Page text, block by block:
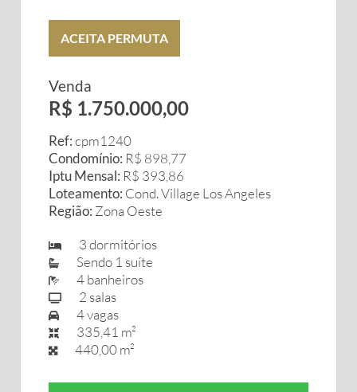
ACEITA PERMUTA
Venda
R$ 1.750.000,00
Ref:cpm1240
Condomínio: R$ 898,77
Iptu Mensal: R$ 393,86
Loteamento: Cond. Village Los Angeles
Região: Zona Oeste
3 dormitórios
Sendo 1 suíte
4 banheiros
2 salas
4 vagas
335,41 m²
440,00 m²